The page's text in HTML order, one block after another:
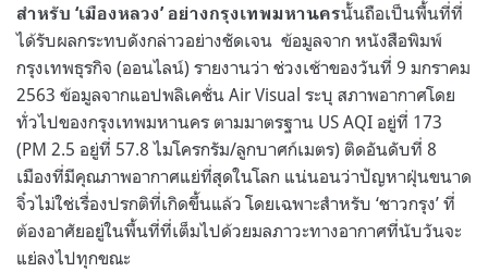
สำหรับ ‘เมืองหลวง’ อย่างกรุงเทพมหานครนั้นถือเป็นพื้นที่ที่
ได้รับผลกระทบดังกล่าวอย่างชัดเจน ข้อมูลจาก หนังสือพิมพ์
กรุงเทพธุรกิจ (ออนไลน์) รายงานว่า ช่วงเช้าของวันที่ 9 มกราคม
2563 ข้อมูลจากแอปพลิเคชั่น Air Visual ระบุ สภาพอากาศโดย
ทั่วไปของกรุงเทพมหานคร ตามมาตรฐาน US AQI อยู่ที่ 173
(PM 2.5 อยู่ที่ 57.8 ไมโครกรัม/ลูกบาศก์เมตร) ติดอันดับที่ 8
เมืองที่มีคุณภาพอากาศแย่ที่สุดในโลก แน่นอนว่าปัญหาฝุ่นขนาด
จิ๋วไม่ใช่เรื่องปรกติที่เกิดขึ้นแล้ว โดยเฉพาะสำหรับ ‘ชาวกรุง’ ที่
ต้องอาศัยอยู่ในพื้นที่ที่เต็มไปด้วยมลภาวะทางอากาศที่นับวันจะ
แย่ลงไปทุกขณะ